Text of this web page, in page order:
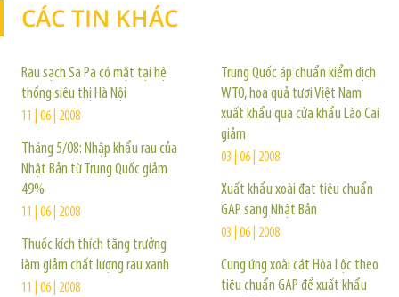
CÁC TIN KHÁC
Rau sạch Sa Pa có mặt tại hệ
thống siêu thị Hà Nội
11 | 06 | 2008
Tháng 5/08: Nhập khẩu rau của
Nhật Bản từ Trung Quốc giảm
49%
11 | 06 | 2008
Thuốc kích thích tăng trưởng
làm giảm chất lượng rau xanh
11 | 06 | 2008
Trung Quốc áp chuẩn kiểm dịch
WTO, hoa quả tươi Việt Nam
xuất khẩu qua cửa khẩu Lào Cai
giảm
03 | 06 | 2008
Xuất khẩu xoài đạt tiêu chuẩn
GAP sang Nhật Bản
03 | 06 | 2008
Cung ứng xoài cát Hòa Lộc theo
tiêu chuẩn GAP để xuất khẩu